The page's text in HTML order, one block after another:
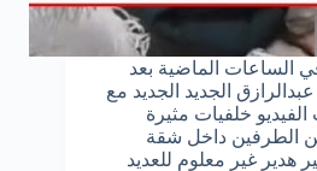
الساعات الماضية بعد
الجديد الجديد مع
خلفيات مثيرة
الطرفين داخل شقة
هدير غير معلوم للعديد